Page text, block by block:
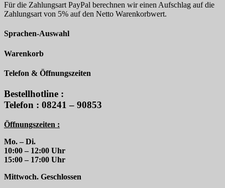
Für die Zahlungsart PayPal berechnen wir einen Aufschlag auf die
Zahlungsart von 5% auf den Netto Warenkorbwert.
Sprachen-Auswahl
Warenkorb
Telefon & Öffnungszeiten
Bestellhotline :
Telefon : 08241 – 90853
Öffnungszeiten :
Mo. – Di.
10:00 – 12:00 Uhr
15:00 – 17:00 Uhr
Mittwoch. Geschlossen